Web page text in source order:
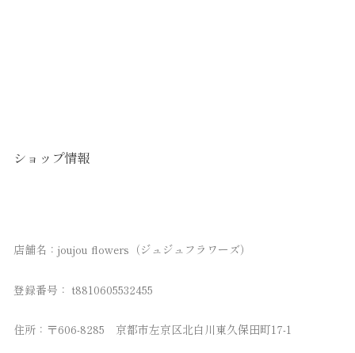
ショップ情報
店舗名：joujou flowers（ジュジュフラワーズ）
登録番号： t8810605532455
住所：〒606-8285 京都市左京区北白川東久保田町17-1